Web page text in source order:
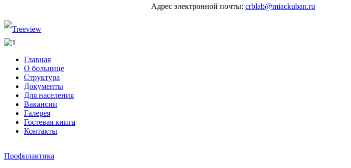
Адрес электронной почты: crblab@miackuban.ru
Главная
О больнице
Структура
Документы
Для населения
Вакансии
Галерея
Гостевая книга
Контакты
Профилактика